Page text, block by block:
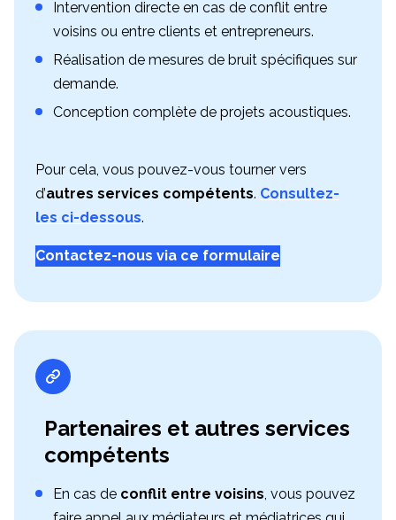
Intervention directe en cas de conflit entre
voisins ou entre clients et entrepreneurs.
Réalisation de mesures de bruit spécifiques sur
demande.
Conception complète de projets acoustiques.
Pour cela, vous pouvez-vous tourner vers
d’autres services compétents. Consultez-
les ci-dessous.
Contactez-nous via ce formulaire
Partenaires et autres services
compétents
En cas de conflit entre voisins , vous pouvez